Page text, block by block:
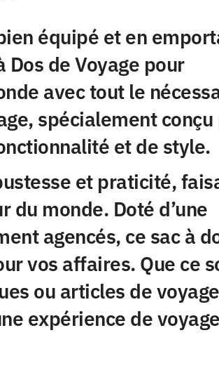
équipé et en
Dos de Voyage pour
avec tout le
spécialement
et de style.
et praticité,
monde. Doté d’une
agencés, ce sac à
vos affaires. Que ce
ou articles de voyage
expérience de voyage